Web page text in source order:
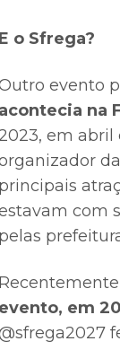
E o Sfrega?
evento
acontecia na
2023, em abril
principais
com
pelas
evento, em